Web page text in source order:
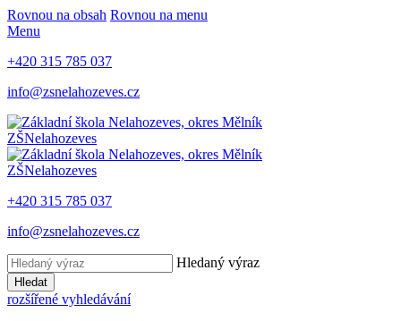
Rovnou na obsah Rovnou na menu
Menu
+420 315 785 037
info@zsnelahozeves.cz
ZŠNelahozeves
ZŠNelahozeves
+420 315 785 037
info@zsnelahozeves.cz
Hledaný výraz
Hledat
rozšířené vyhledávání